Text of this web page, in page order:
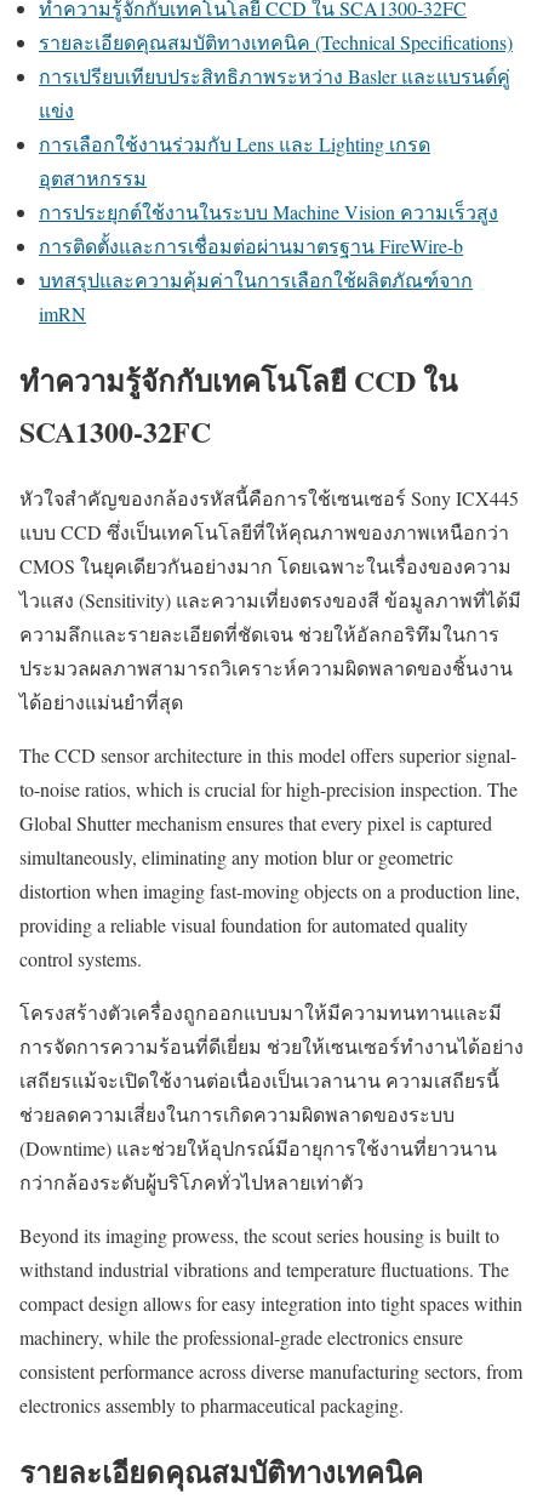
ทำความรู้จักกับเทคโนโลยี CCD ใน SCA1300-32FC
รายละเอียดคุณสมบัติทางเทคนิค (Technical Specifications)
การเปรียบเทียบประสิทธิภาพระหว่าง Basler และแบรนด์คู่
แข่ง
การเลือกใช้งานร่วมกับ Lens และ Lighting เกรด
อุตสาหกรรม
การประยุกต์ใช้งานในระบบ Machine Vision ความเร็วสูง
การติดตั้งและการเชื่อมต่อผ่านมาตรฐาน FireWire-b
บทสรุปและความคุ้มค่าในการเลือกใช้ผลิตภัณฑ์จาก
imRN
ทำความรู้จักกับเทคโนโลยี CCD ใน
SCA1300-32FC
หัวใจสำคัญของกล้องรหัสนี้คือการใช้เซนเซอร์ Sony ICX445
แบบ CCD ซึ่งเป็นเทคโนโลยีที่ให้คุณภาพของภาพเหนือกว่า
CMOS ในยุคเดียวกันอย่างมาก โดยเฉพาะในเรื่องของความ
ไวแสง (Sensitivity) และความเที่ยงตรงของสี ข้อมูลภาพที่ได้มี
ความลึกและรายละเอียดที่ชัดเจน ช่วยให้อัลกอริทึมในการ
ประมวลผลภาพสามารถวิเคราะห์ความผิดพลาดของชิ้นงาน
ได้อย่างแม่นยำที่สุด
The CCD sensor architecture in this model offers superior signal-
to-noise ratios, which is crucial for high-precision inspection. The
Global Shutter mechanism ensures that every pixel is captured
simultaneously, eliminating any motion blur or geometric
distortion when imaging fast-moving objects on a production line,
providing a reliable visual foundation for automated quality
control systems.
โครงสร้างตัวเครื่องถูกออกแบบมาให้มีความทนทานและมี
การจัดการความร้อนที่ดีเยี่ยม ช่วยให้เซนเซอร์ทำงานได้อย่าง
เสถียรแม้จะเปิดใช้งานต่อเนื่องเป็นเวลานาน ความเสถียรนี้
ช่วยลดความเสี่ยงในการเกิดความผิดพลาดของระบบ
(Downtime) และช่วยให้อุปกรณ์มีอายุการใช้งานที่ยาวนาน
กว่ากล้องระดับผู้บริโภคทั่วไปหลายเท่าตัว
Beyond its imaging prowess, the scout series housing is built to
withstand industrial vibrations and temperature fluctuations. The
compact design allows for easy integration into tight spaces within
machinery, while the professional-grade electronics ensure
consistent performance across diverse manufacturing sectors, from
electronics assembly to pharmaceutical packaging.
รายละเอียดคุณสมบัติทางเทคนิค